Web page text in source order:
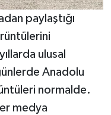
paylaştığı
ulusal
Anadolu
normalde.
medya